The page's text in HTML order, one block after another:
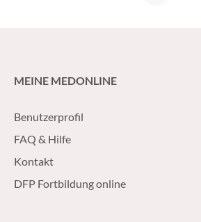
MEINE MEDONLINE
Benutzerprofil
FAQ & Hilfe
Kontakt
DFP Fortbildung online